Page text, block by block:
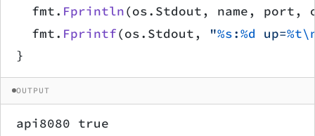
	fmt.
Fprintln(os.Stdout, name, port,
	fmt.
Fprintf(os.Stdout, "%s:%d up=
}
OUTPUT
api8080 true